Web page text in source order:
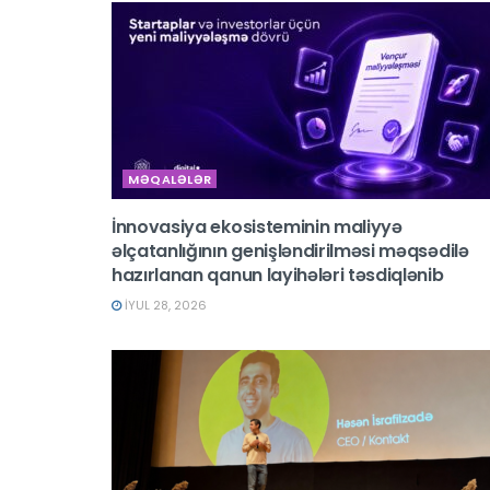
MƏQALƏLƏR
İnnovasiya ekosisteminin maliyyə
əlçatanlığının genişləndirilməsi məqsədilə
hazırlanan qanun layihələri təsdiqlənib
İYUL 28, 2026